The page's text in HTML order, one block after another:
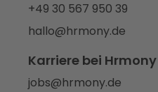
+49 30 567 950 39
hallo@hrmony.de
Karriere bei Hrmony
jobs@hrmony.de